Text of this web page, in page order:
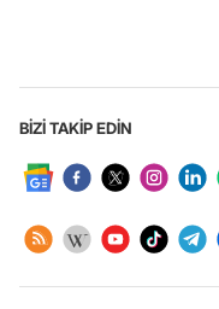
BİZİ TAKİP EDİN